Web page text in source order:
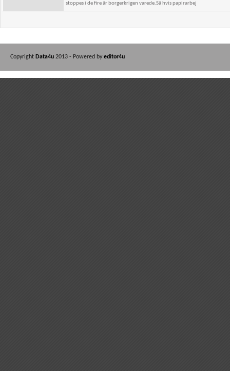
stoppes i de fire år borgerkrigen varede.Så hvis papirarbej
Copyright Data4u 2013 - Powered by editor4u